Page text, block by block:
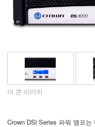
지원
언
더 큰 이미지
Crown DSi Series 파워 앰프